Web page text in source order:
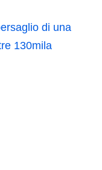
di una
130mila